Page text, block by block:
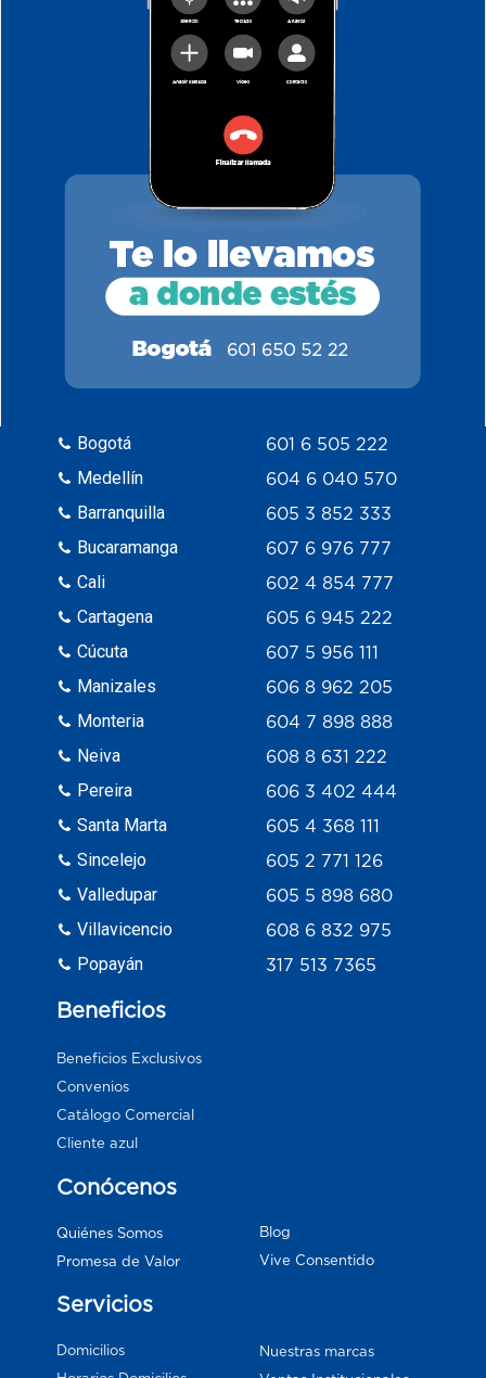
Bogotá
Medellín
Barranquilla
Bucaramanga
Cali
Cartagena
Cúcuta
Manizales
Monteria
Neiva
Pereira
Santa Marta
Sincelejo
Valledupar
Villavicencio
Popayán
601 6 505 222
604 6 040 570
605 3 852 333
607 6 976 777
602 4 854 777
605 6 945 222
607 5 956 111
606 8 962 205
604 7 898 888
608 8 631 222
606 3 402 444
605 4 368 111
605 2 771 126
605 5 898 680
608 6 832 975
317 513 7365
Beneficios
Beneficios Exclusivos
Convenios
Catálogo Comercial
Cliente azul
Conócenos
Quiénes Somos
Promesa de Valor
Blog
Vive Consentido
Servicios
Domicilios
Nuestras marcas